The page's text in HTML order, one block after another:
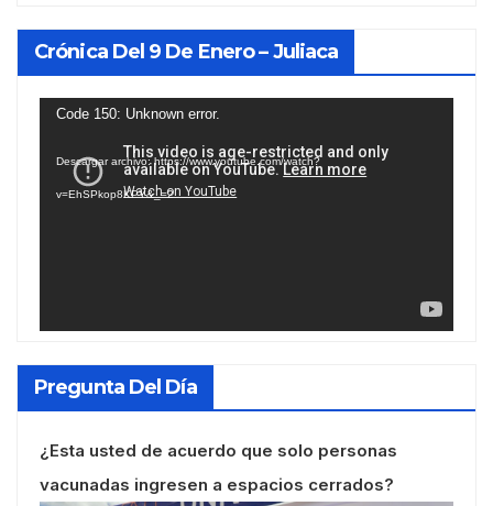
Crónica Del 9 De Enero – Juliaca
Reproductor
vídeo
Code 150: Unknown error.
Descargar archivo: https://www.youtube.com/watch?
v=EhSPkop8KPY&_=2
Pregunta Del Día
¿Esta usted de acuerdo que solo personas
vacunadas ingresen a espacios cerrados?